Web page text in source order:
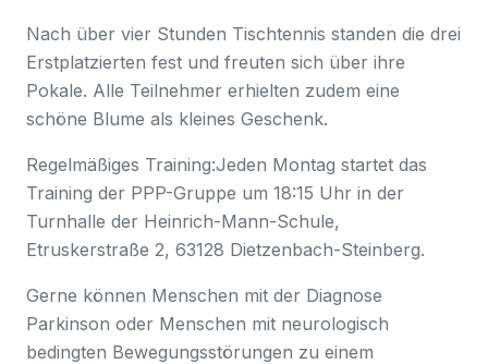
Nach über vier Stunden Tischtennis standen die drei
Erstplatzierten fest und freuten sich über ihre
Pokale. Alle Teilnehmer erhielten zudem eine
schöne Blume als kleines Geschenk.
Regelmäßiges Training:Jeden Montag startet das
Training der PPP-Gruppe um 18:15 Uhr in der
Turnhalle der Heinrich-Mann-Schule,
Etruskerstraße 2, 63128 Dietzenbach-Steinberg.
Gerne können Menschen mit der Diagnose
Parkinson oder Menschen mit neurologisch
bedingten Bewegungsstörungen zu einem